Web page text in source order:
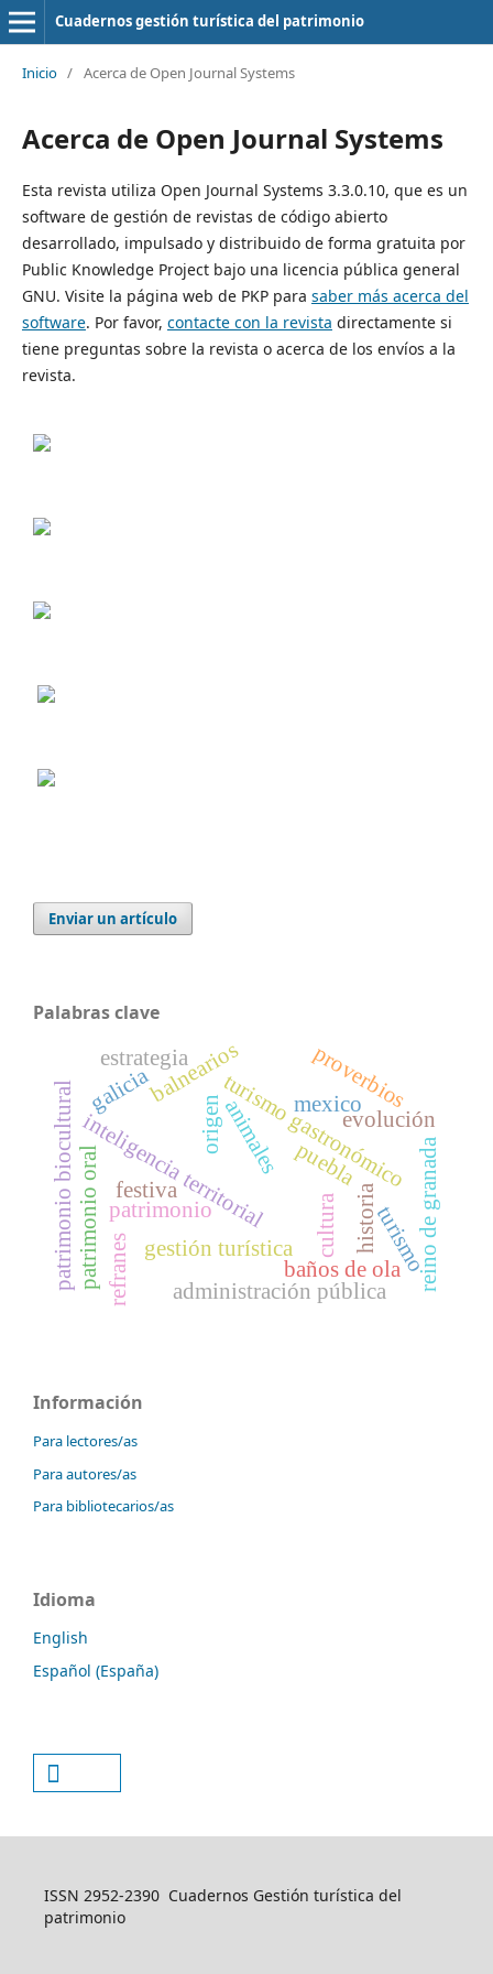
Cuadernos gestión turística del patrimonio
Inicio / Acerca de Open Journal Systems
Acerca de Open Journal Systems
Esta revista utiliza Open Journal Systems 3.3.0.10, que es un
software de gestión de revistas de código abierto
desarrollado, impulsado y distribuido de forma gratuita por
Public Knowledge Project bajo una licencia pública general
GNU. Visite la página web de PKP para saber más acerca del
software. Por favor, contacte con la revista directamente si
tiene preguntas sobre la revista o acerca de los envíos a la
revista.
Enviar un artículo
Palabras clave
inteligencia territorialturismo gastronómico
patrimonio bioculturalpatrimonio oral cultura
balnearios
baños de ola
galicia
administración pública
puebla
mexico
patrimonio
evolución
origen
reino de granada
gestión turística
estrategia
refranes
proverbios
animales
historiaturismo
festiva
Información
Para lectores/as
Para autores/as
Para bibliotecarios/as
Idioma
English
Español (España)
ISSN 2952-2390 Cuadernos Gestión turística del
patrimonio